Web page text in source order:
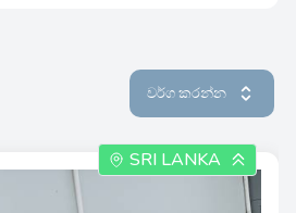
වර්ග කරන්න
SRI LANKA